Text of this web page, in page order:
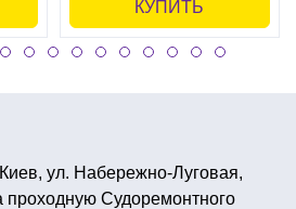
КУПИТЬ
Киев, ул. Набережно-Луговая,
Судоремонтного